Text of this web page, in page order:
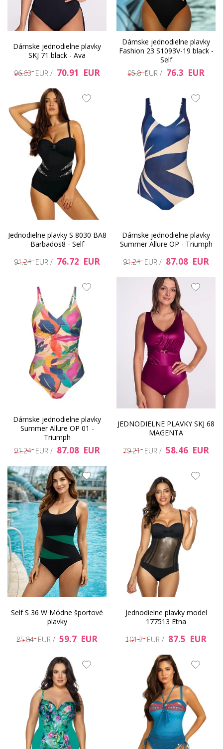
Dámske jednodielne plavky
SKJ 71 black - Ava
96.63 EUR / 70.91 EUR
Dámske jednodielne plavky
Fashion 23 S1093V-19 black -
Self
95.8 EUR / 76.3 EUR
Jednodielne plavky S 8030 BA8
Barbados8 - Self
91.24 EUR / 76.72 EUR
Dámske jednodielne plavky
Summer Allure OP - Triumph
91.24 EUR / 87.08 EUR
Dámske jednodielne plavky
Summer Allure OP 01 -
Triumph
91.24 EUR / 87.08 EUR
JEDNODIELNE PLAVKY SKJ 68
MAGENTA
79.21 EUR / 58.46 EUR
Self S 36 W Módne športové
plavky
85.84 EUR / 59.7 EUR
Jednodielne plavky model
177513 Etna
101.2 EUR / 87.5 EUR